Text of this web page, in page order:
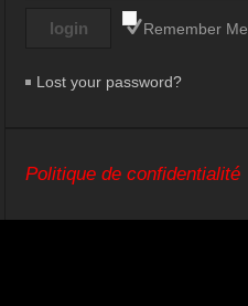
Remember Me
Lost your password?
Politique de confidentialité